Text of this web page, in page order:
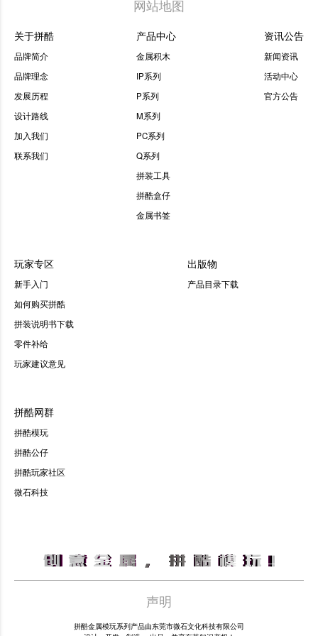
网站地图
关于拼酷
品牌简介
品牌理念
发展历程
设计路线
加入我们
联系我们
产品中心
金属积木
IP系列
P系列
M系列
PC系列
Q系列
拼装工具
拼酷盒仔
金属书签
资讯公告
新闻资讯
活动中心
官方公告
玩家专区
新手入门
如何购买拼酷
拼装说明书下载
零件补给
玩家建议意见
出版物
产品目录下载
拼酷网群
拼酷模玩
拼酷公仔
拼酷玩家社区
微石科技
声明
拼酷金属模玩系列产品由东莞市微石文化科技有限公司